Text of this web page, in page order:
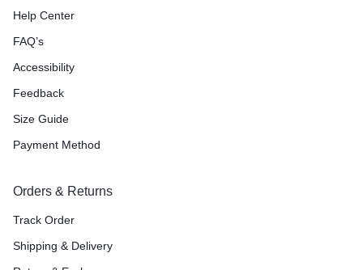
Help Center
FAQ’s
Accessibility
Feedback
Size Guide
Payment Method
Orders & Returns
Track Order
Shipping & Delivery